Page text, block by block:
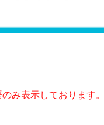
み表示しております